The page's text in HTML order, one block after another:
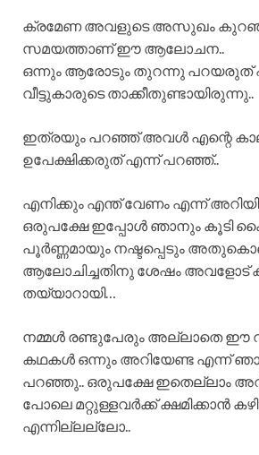
ക്രമേണ അവളുടെ അസുഖം
സമയത്താണ് ഈ ആലോചന..
ഒന്നും ആരോടും തുറന്നു പറയരുത്
വീട്ടുകാരുടെ താക്കീതുണ്ടായിരുന്നു..
ഇത്രയും പറഞ്ഞ് അവൾ എന്റെ
ഉപേക്ഷിക്കരുത് എന്ന് പറഞ്ഞ്..
എനിക്കും എന്ത് വേണം എന്ന്
ഒരുപക്ഷേ ഇപ്പോൾ ഞാനും കൂടി
പൂർണ്ണമായും നഷ്ടപ്പെടും
ആലോചിച്ചതിനു ശേഷം അവളോട്
തയ്യാറായി…
നമ്മൾ രണ്ടുപേരും അല്ലാതെ ഈ
കഥകൾ ഒന്നും അറിയേണ്ട എന്ന്
പറഞ്ഞു.. ഒരുപക്ഷേ ഇതെല്ലാം
പോലെ മറ്റുള്ളവർക്ക് ക്ഷമിക്കാൻ
എന്നില്ലല്ലോ..